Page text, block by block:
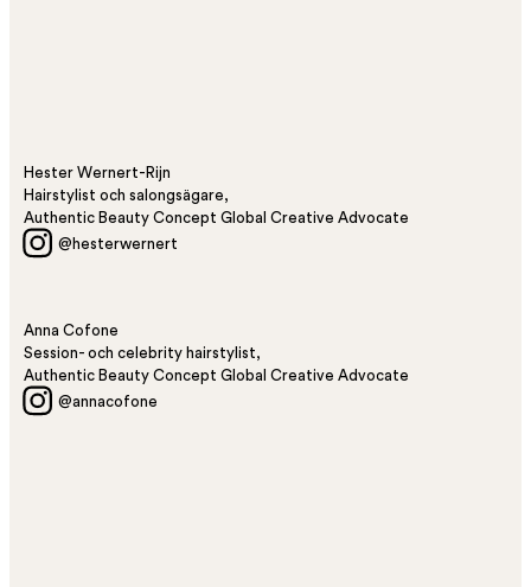
Hester Wernert-Rijn
Hairstylist och salongsägare,
Authentic Beauty Concept Global Creative Advocate
@hesterwernert
Anna Cofone
Session- och celebrity hairstylist,
Authentic Beauty Concept Global Creative Advocate
@annacofone